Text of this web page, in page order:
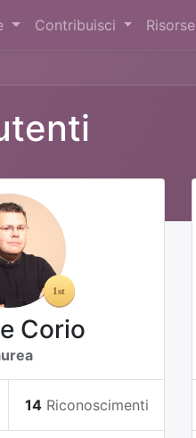
Contribuisci Risorse
Corio
14 Riconoscimenti